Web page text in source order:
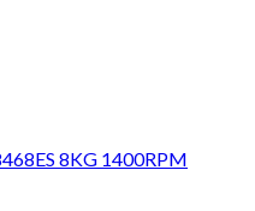
8KG 1400RPM